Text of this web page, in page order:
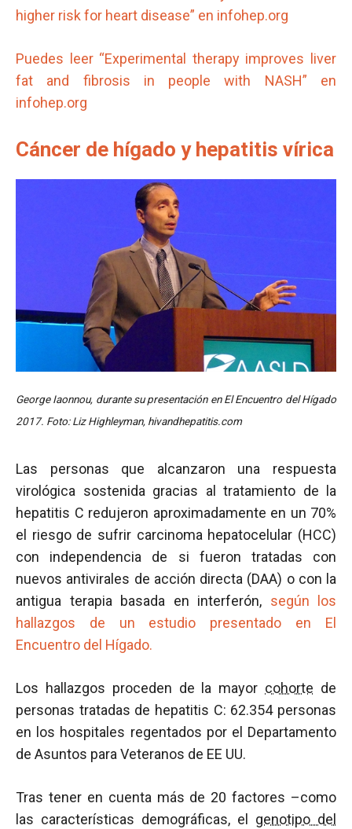
higher risk for heart disease” en infohep.org
Puedes leer “Experimental therapy improves liver
fat and fibrosis in people with NASH” en
infohep.org
Cáncer de hígado y hepatitis vírica
George Iaonnou, durante su presentación en El Encuentro del Hígado
2017. Foto: Liz Highleyman, hivandhepatitis.com
Las personas que alcanzaron una respuesta
virológica sostenida gracias al tratamiento de la
hepatitis C redujeron aproximadamente en un 70%
el riesgo de sufrir carcinoma hepatocelular (HCC)
con independencia de si fueron tratadas con
nuevos antivirales de acción directa (DAA) o con la
antigua terapia basada en interferón, según los
hallazgos de un estudio presentado en El
Encuentro del Hígado.
Los hallazgos proceden de la mayor cohorte de
personas tratadas de hepatitis C: 62.354 personas
en los hospitales regentados por el Departamento
de Asuntos para Veteranos de EE UU.
Tras tener en cuenta más de 20 factores –como
las características demográficas, el genotipo del